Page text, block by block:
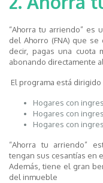
“Ahorra tu arriendo” es
del Ahorro (FNA) que se
decir, pagas una cuota
abonando directamente
El programa está
Hogares con
Hogares con
Hogares con
“Ahorra tu arriendo”
tengan sus cesantías en
Además, tiene el gran
del inmueble